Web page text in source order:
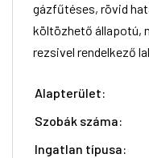
gázfűtéses, rövid
költözhető állapotú,
rezsivel rendelkező
Alapterület:
Szobák száma:
Ingatlan típusa: